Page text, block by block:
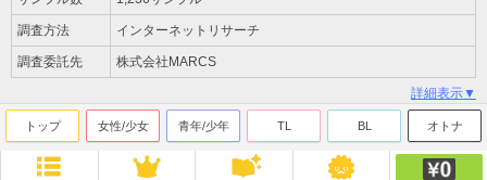
調査方法 インターネットリサーチ
調査委託先 株式会社MARCS
詳細表示▼
トップ 女性/少女 青年/少年 TL BL オトナ